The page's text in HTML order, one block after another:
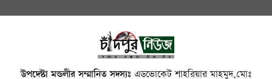
উপদেষ্টা মন্ডলীর সম্মানিত সদস্যঃ এডভোকেট শাহরিয়ার মাহমুদ,মোঃ